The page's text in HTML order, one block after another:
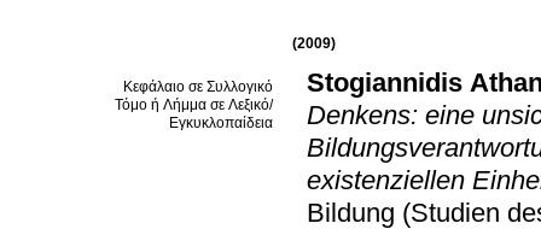
(2009)
Κεφάλαιο σε Συλλογικό
Τόμο ή Λήμμα σε Λεξικό/
Εγκυκλοπαίδεια
Stogiannidis
Denkens: eine
existenziellen
Bildung (Studien